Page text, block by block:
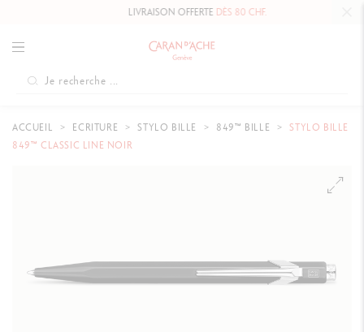
LIVRAISON OFFERTEDÈS 80 CHF.
ACCUEIL ECRITURE STYLO BILLE 849™ BILLE
STYLO BILLE
849™ CLASSIC LINE NOIR